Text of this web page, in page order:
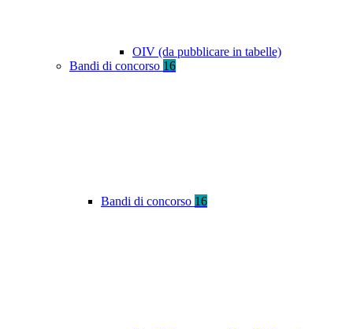
OIV (da pubblicare in tabelle)
Bandi di concorso 16
Bandi di concorso 16